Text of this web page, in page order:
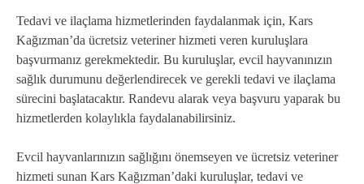
Tedavi ve ilaçlama hizmetlerinden faydalanmak için, Kars
Kağızman’da ücretsiz veteriner hizmeti veren kuruluşlara
başvurmanız gerekmektedir. Bu kuruluşlar, evcil hayvanınızın
sağlık durumunu değerlendirecek ve gerekli tedavi ve ilaçlama
sürecini başlatacaktır. Randevu alarak veya başvuru yaparak bu
hizmetlerden kolaylıkla faydalanabilirsiniz.
Evcil hayvanlarınızın sağlığını önemseyen ve ücretsiz veteriner
hizmeti sunan Kars Kağızman’daki kuruluşlar, tedavi ve